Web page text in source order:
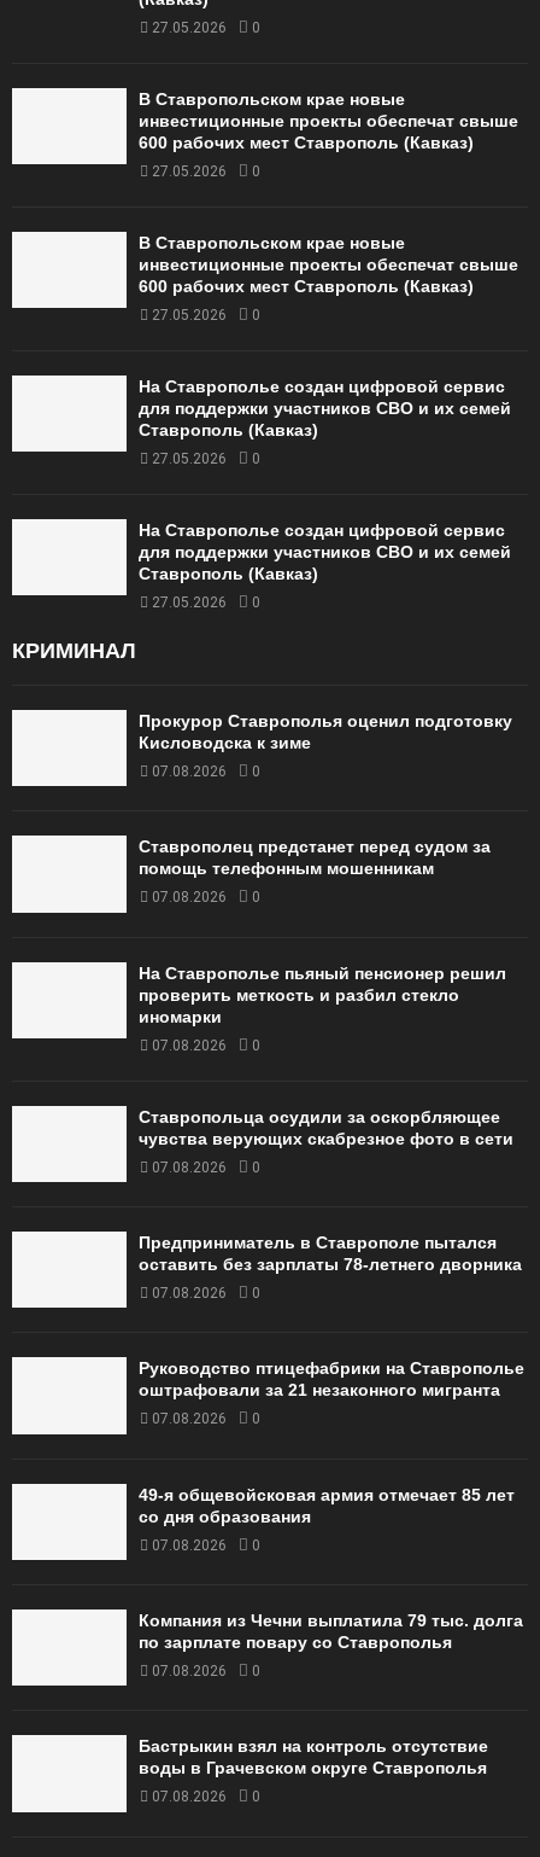
27.05.2026 0
В Ставропольском крае новые
инвестиционные проекты обеспечат свыше
600 рабочих мест Ставрополь (Кавказ)
27.05.2026 0
В Ставропольском крае новые
инвестиционные проекты обеспечат свыше
600 рабочих мест Ставрополь (Кавказ)
27.05.2026 0
На Ставрополье создан цифровой сервис
для поддержки участников СВО и их семей
Ставрополь (Кавказ)
27.05.2026 0
На Ставрополье создан цифровой сервис
для поддержки участников СВО и их семей
Ставрополь (Кавказ)
27.05.2026 0
КРИМИНАЛ
Прокурор Ставрополья оценил подготовку
Кисловодска к зиме
07.08.2026 0
Ставрополец предстанет перед судом за
помощь телефонным мошенникам
07.08.2026 0
На Ставрополье пьяный пенсионер решил
проверить меткость и разбил стекло
иномарки
07.08.2026 0
Ставропольца осудили за оскорбляющее
чувства верующих скабрезное фото в сети
07.08.2026 0
Предприниматель в Ставрополе пытался
оставить без зарплаты 78-летнего дворника
07.08.2026 0
Руководство птицефабрики на Ставрополье
оштрафовали за 21 незаконного мигранта
07.08.2026 0
49‑я общевойсковая армия отмечает 85 лет
со дня образования
07.08.2026 0
Компания из Чечни выплатила 79 тыс. долга
по зарплате повару со Ставрополья
07.08.2026 0
Бастрыкин взял на контроль отсутствие
воды в Грачевском округе Ставрополья
07.08.2026 0